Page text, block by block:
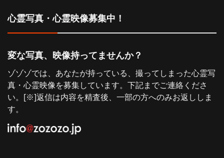
ョ
ン
心霊写真・心霊映像募集中！
変な写真、映像持ってませんか？
ゾゾゾでは、あなたが持っている、撮ってしまった心霊写
真・心霊映像を募集しています。下記までご連絡くださ
い。[※]返信は内容を精査後、一部の方へのみお返ししま
す。